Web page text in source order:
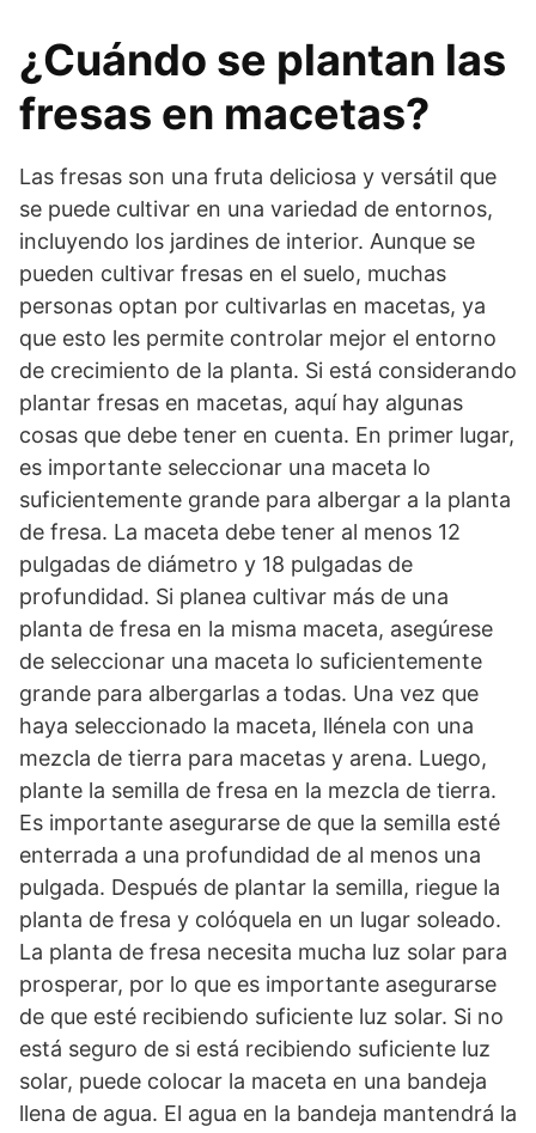
¿Cuándo se plantan las
fresas en macetas?
Las fresas son una fruta deliciosa y versátil que
se puede cultivar en una variedad de entornos,
incluyendo los jardines de interior. Aunque se
pueden cultivar fresas en el suelo, muchas
personas optan por cultivarlas en macetas, ya
que esto les permite controlar mejor el entorno
de crecimiento de la planta. Si está considerando
plantar fresas en macetas, aquí hay algunas
cosas que debe tener en cuenta. En primer lugar,
es importante seleccionar una maceta lo
suficientemente grande para albergar a la planta
de fresa. La maceta debe tener al menos 12
pulgadas de diámetro y 18 pulgadas de
profundidad. Si planea cultivar más de una
planta de fresa en la misma maceta, asegúrese
de seleccionar una maceta lo suficientemente
grande para albergarlas a todas. Una vez que
haya seleccionado la maceta, llénela con una
mezcla de tierra para macetas y arena. Luego,
plante la semilla de fresa en la mezcla de tierra.
Es importante asegurarse de que la semilla esté
enterrada a una profundidad de al menos una
pulgada. Después de plantar la semilla, riegue la
planta de fresa y colóquela en un lugar soleado.
La planta de fresa necesita mucha luz solar para
prosperar, por lo que es importante asegurarse
de que esté recibiendo suficiente luz solar. Si no
está seguro de si está recibiendo suficiente luz
solar, puede colocar la maceta en una bandeja
llena de agua. El agua en la bandeja mantendrá la